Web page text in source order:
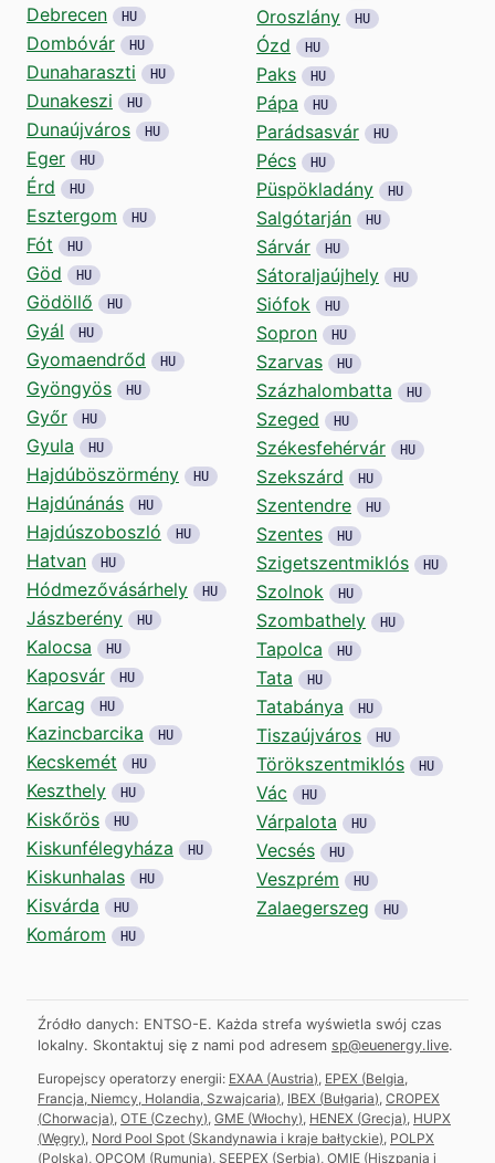
Debrecen HU
Dombóvár HU
Dunaharaszti HU
Dunakeszi HU
Dunaújváros HU
Eger HU
Érd HU
Esztergom HU
Fót HU
Göd HU
Gödöllő HU
Gyál HU
Gyomaendrőd HU
Gyöngyös HU
Győr HU
Gyula HU
Hajdúböszörmény HU
Hajdúnánás HU
Hajdúszoboszló HU
Hatvan HU
Hódmezővásárhely HU
Jászberény HU
Kalocsa HU
Kaposvár HU
Karcag HU
Kazincbarcika HU
Kecskemét HU
Keszthely HU
Kiskőrös HU
Kiskunfélegyháza HU
Kiskunhalas HU
Kisvárda HU
Komárom HU
Oroszlány HU
Ózd HU
Paks HU
Pápa HU
Parádsasvár HU
Pécs HU
Püspökladány HU
Salgótarján HU
Sárvár HU
Sátoraljaújhely HU
Siófok HU
Sopron HU
Szarvas HU
Százhalombatta HU
Szeged HU
Székesfehérvár HU
Szekszárd HU
Szentendre HU
Szentes HU
Szigetszentmiklós HU
Szolnok HU
Szombathely HU
Tapolca HU
Tata HU
Tatabánya HU
Tiszaújváros HU
Törökszentmiklós HU
Vác HU
Várpalota HU
Vecsés HU
Veszprém HU
Zalaegerszeg HU
Źródło danych: ENTSO-E. Każda strefa wyświetla swój czas
lokalny. Skontaktuj się z nami pod adresem sp@euenergy.live.
Europejscy operatorzy energii: EXAA (Austria) EPEX (Belgia,
Francja, Niemcy, Holandia, Szwajcaria) IBEX (Bułgaria) CROPEX
(Chorwacja) OTE (Czechy) GME (Włochy) HENEX (Grecja) HUPX
(Węgry) Nord Pool Spot (Skandynawia i kraje bałtyckie) POLPX
(Polska) OPCOM (Rumunia) SEEPEX (Serbia) OMIE (Hiszpania i